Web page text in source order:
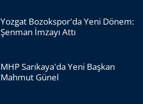
Yozgat Bozokspor'da Yeni Dönem:
Şenman İmzayı Attı
MHP Sarıkaya'da Yeni Başkan
Mahmut Günel